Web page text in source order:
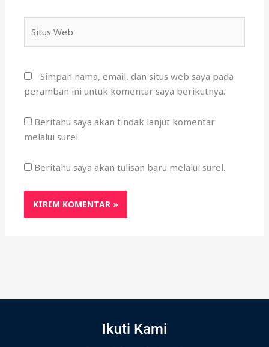
Web
Simpan nama, email, dan situs web saya pada
peramban ini untuk komentar saya berikutnya.
Beritahu saya akan tindak lanjut komentar
melalui surel.
Beritahu saya akan tulisan baru melalui surel.
Ikuti Kami